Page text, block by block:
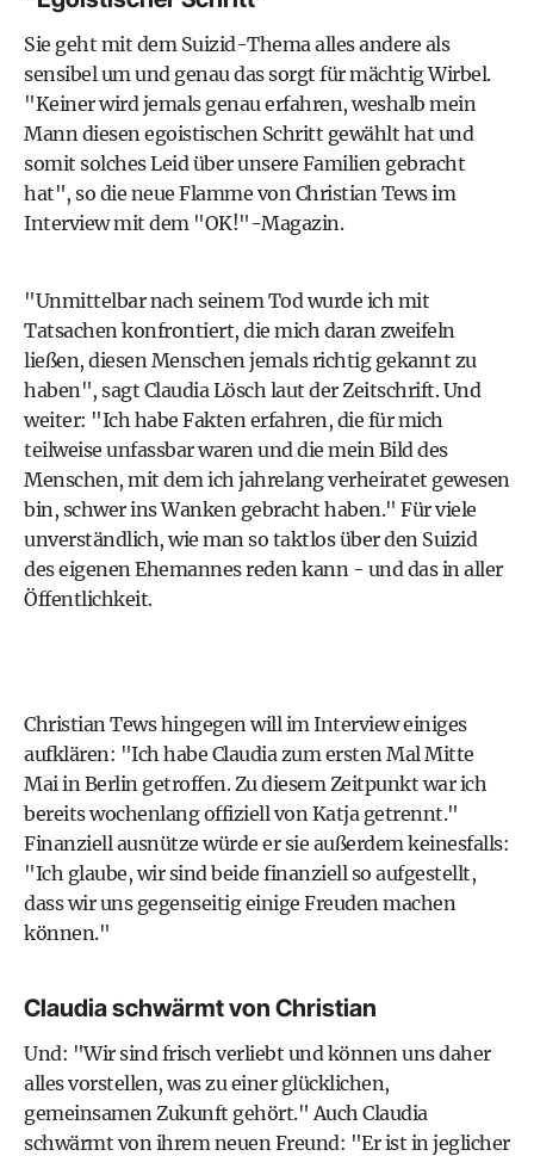
Sie geht mit dem Suizid-Thema alles andere als
sensibel um und genau das sorgt für mächtig Wirbel.
"Keiner wird jemals genau erfahren, weshalb mein
Mann diesen egoistischen Schritt gewählt hat und
somit solches Leid über unsere Familien gebracht
hat", so die neue Flamme von Christian Tewsim
Interview mit dem "OK!"-Magazin.
"Unmittelbar nach seinem Tod wurde ich mit
Tatsachen konfrontiert, die mich daran zweifeln
ließen, diesen Menschen jemals richtig gekannt zu
haben", sagt Claudia Lösch laut der Zeitschrift. Und
weiter: "Ich habe Fakten erfahren, die für mich
teilweise unfassbar waren und die mein Bild des
Menschen, mit dem ich jahrelang verheiratet gewesen
bin, schwer ins Wanken gebracht haben." Für viele
unverständlich, wie man so taktlos über den Suizid
des eigenen Ehemannes reden kann - und das in aller
Öffentlichkeit.
Christian Tews hingegen will im Interview einiges
aufklären: "Ich habe Claudia zum ersten Mal Mitte
Mai in Berlin getroffen. Zu diesem Zeitpunkt war ich
bereits wochenlang offiziell von Katja getrennt."
Finanziell ausnütze würde er sie außerdem keinesfalls:
"Ich glaube, wir sind beide finanziell so aufgestellt,
dass wir uns gegenseitig einige Freuden machen
können."
Claudia schwärmt von Christian
Und: "Wir sind frisch verliebt und können uns daher
alles vorstellen, was zu einer glücklichen,
gemeinsamen Zukunft gehört." Auch Claudia
schwärmt von ihrem neuen Freund: "Er ist in jeglicher